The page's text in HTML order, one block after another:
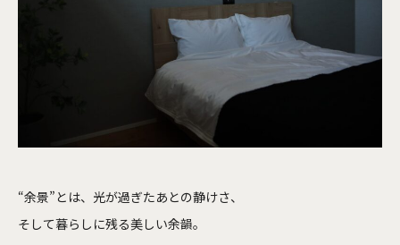
“余景”とは、光が過ぎたあとの静けさ、
そして暮らしに残る美しい余韻。